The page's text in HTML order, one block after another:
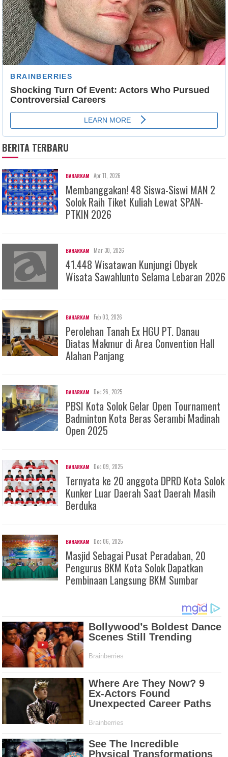
BERITA TERBARU
BAHARKAM Apr 11, 2026
Membanggakan! 48 Siswa-Siswi MAN 2
Solok Raih Tiket Kuliah Lewat SPAN-
PTKIN 2026
BAHARKAM Mar 30, 2026
41.448 Wisatawan Kunjungi Obyek
Wisata Sawahlunto Selama Lebaran 2026
BAHARKAM Feb 03, 2026
Perolehan Tanah Ex HGU PT. Danau
Diatas Makmur di Area Convention Hall
Alahan Panjang
BAHARKAM Dec 26, 2025
PBSI Kota Solok Gelar Open Tournament
Badminton Kota Beras Serambi Madinah
Open 2025
BAHARKAM Dec 09, 2025
Ternyata ke 20 anggota DPRD Kota Solok
Kunker Luar Daerah Saat Daerah Masih
Berduka
BAHARKAM Dec 06, 2025
Masjid Sebagai Pusat Peradaban, 20
Pengurus BKM Kota Solok Dapatkan
Pembinaan Langsung BKM Sumbar